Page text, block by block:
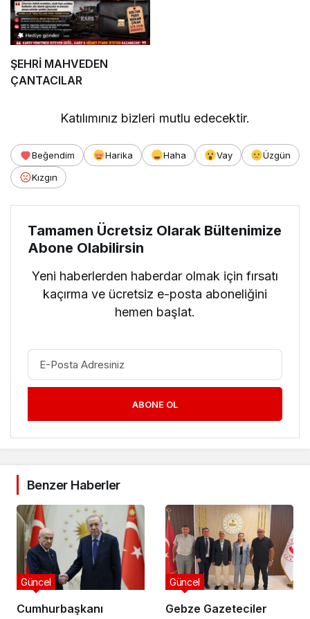
ŞEHRİ MAHVEDEN
ÇANTACILAR
Katılımınız bizleri mutlu edecektir.
Beğendim Harika Haha Vay
Üzgün
Kızgın
Tamamen Ücretsiz Olarak Bültenimize
Abone Olabilirsin
Yeni haberlerden haberdar olmak için fırsatı
kaçırma ve ücretsiz e-posta aboneliğini
hemen başlat.
ABONE OL
Benzer Haberler
Cumhurbaşkanı
Güncel
Gebze Gazeteciler
Güncel